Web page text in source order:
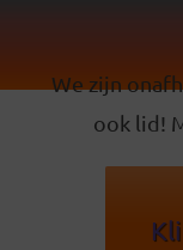
We zijn
ook lid!